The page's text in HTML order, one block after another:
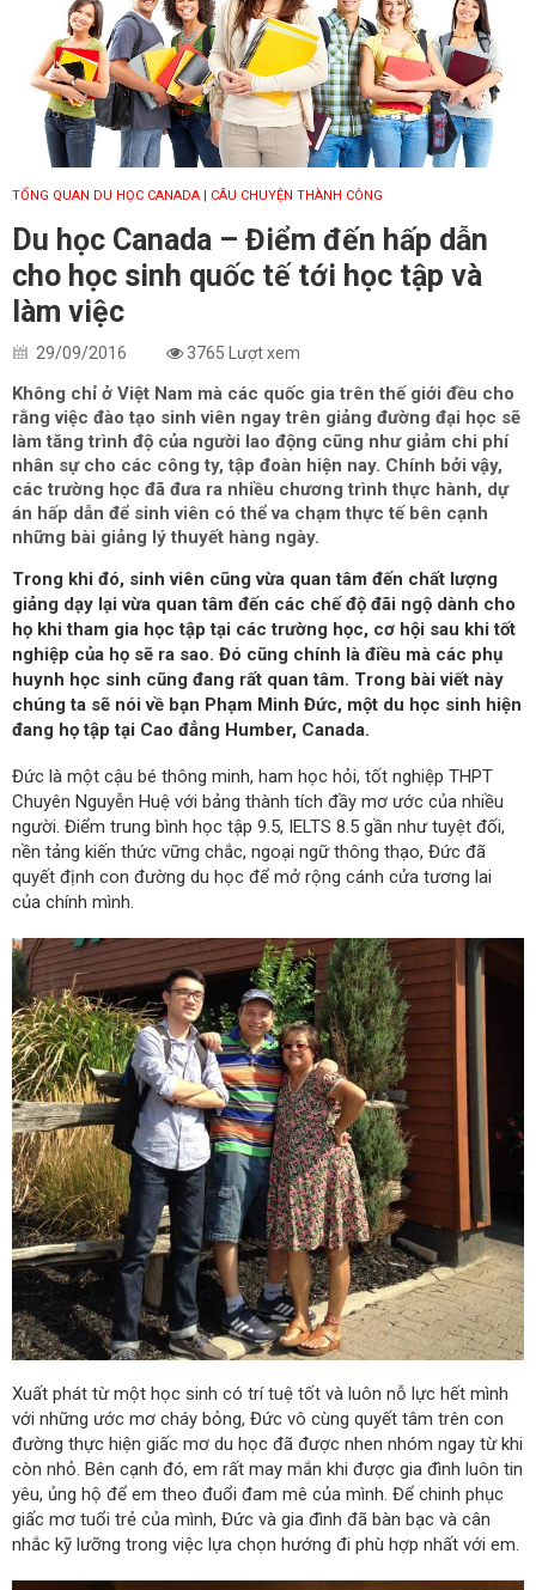
TỔNG QUAN DU HỌC CANADA | CÂU CHUYỆN THÀNH CÔNG
Du học Canada – Điểm đến hấp dẫn
cho học sinh quốc tế tới học tập và
làm việc
29/09/2016 3765 Lượt xem
Không chỉ ở Việt Nam mà các quốc gia trên thế giới đều cho
rằng việc đào tạo sinh viên ngay trên giảng đường đại học sẽ
làm tăng trình độ của người lao động cũng như giảm chi phí
nhân sự cho các công ty, tập đoàn hiện nay. Chính bởi vậy,
các trường học đã đưa ra nhiều chương trình thực hành, dự
án hấp dẫn để sinh viên có thể va chạm thực tế bên cạnh
những bài giảng lý thuyết hàng ngày.
Trong khi đó, sinh viên cũng vừa quan tâm đến chất lượng
giảng dạy lại vừa quan tâm đến các chế độ đãi ngộ dành cho
họ khi tham gia học tập tại các trường học, cơ hội sau khi tốt
nghiệp của họ sẽ ra sao. Đó cũng chính là điều mà các phụ
huynh học sinh cũng đang rất quan tâm. Trong bài viết này
chúng ta sẽ nói về bạn Phạm Minh Đức, một du học sinh hiện
đang họ tập tại Cao đẳng Humber, Canada.
Đức là một cậu bé thông minh, ham học hỏi, tốt nghiệp THPT
Chuyên Nguyễn Huệ với bảng thành tích đầy mơ ước của nhiều
người. Điểm trung bình học tập 9.5, IELTS 8.5 gần như tuyệt đối,
nền tảng kiến thức vững chắc, ngoại ngữ thông thạo, Đức đã
quyết định con đường du học để mở rộng cánh cửa tương lai
của chính mình.
Xuất phát từ một học sinh có trí tuệ tốt và luôn nỗ lực hết mình
với những ước mơ cháy bỏng, Đức vô cùng quyết tâm trên con
đường thực hiện giấc mơ du học đã được nhen nhóm ngay từ khi
còn nhỏ. Bên cạnh đó, em rất may mắn khi được gia đình luôn tin
yêu, ủng hộ để em theo đuổi đam mê của mình. Để chinh phục
giấc mơ tuổi trẻ của mình, Đức và gia đình đã bàn bạc và cân
nhắc kỹ lưỡng trong việc lựa chọn hướng đi phù hợp nhất với em.